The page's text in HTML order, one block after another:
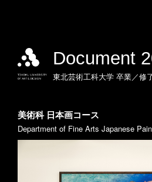
Document
東北芸術工科大学 卒業／修
美術科 日本画コース
Department of Fine Arts Japanese